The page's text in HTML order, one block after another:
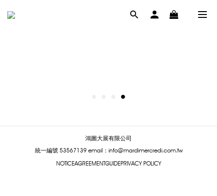
鴻圖大展有限公司
統一編號 53567139 email：info@mardimercredi.com.tw
NOTICEAGREEMENTGUIDEPRIVACY POLICY